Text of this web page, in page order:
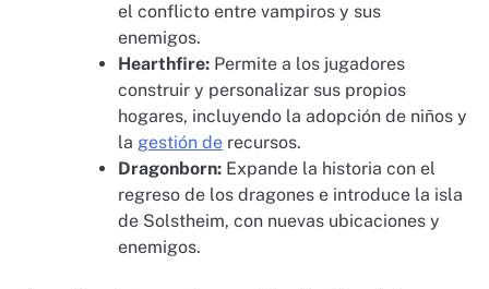
el conflicto entre vampiros y sus
enemigos.
Hearthfire: Permite a los jugadores
construir y personalizar sus propios
hogares, incluyendo la adopción de niños y
la gestión de recursos.
Dragonborn: Expande la historia con el
regreso de los dragones e introduce la isla
de Solstheim, con nuevas ubicaciones y
enemigos.